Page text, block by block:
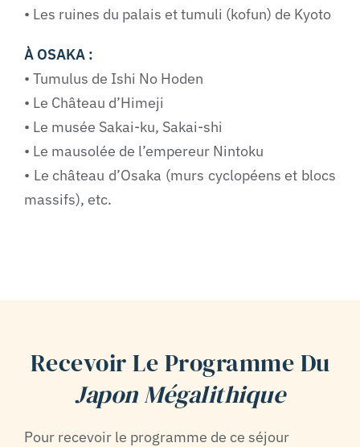
• Les ruines du palais et tumuli (kofun) de Kyoto
À OSAKA :
• Tumulus de Ishi No Hoden
• Le Château d’Himeji
• Le musée Sakai-ku, Sakai-shi
• Le mausolée de l’empereur Nintoku
• Le château d’Osaka (murs cyclopéens et blocs
massifs), etc.
Recevoir Le Programme Du
Japon Mégalithique
Pour recevoir le programme de ce séjour